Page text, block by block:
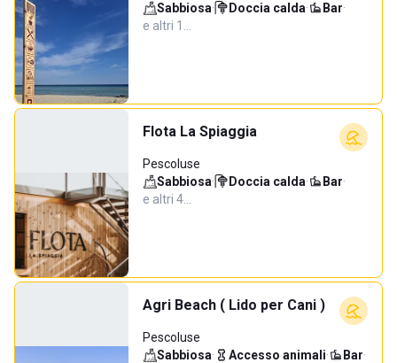
Sabbiosa· Doccia calda· Bar·
e altri 1…
Flota La Spiaggia
Pescoluse
Sabbiosa· Doccia calda· Bar·
e altri 4…
Agri Beach ( Lido per Cani )
Pescoluse
Sabbiosa· Accesso animali· Bar·